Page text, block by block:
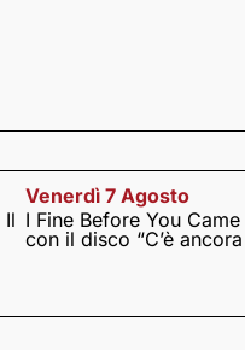
Il
Venerdì 7 Agosto
I Fine Before You
con il disco “C’è